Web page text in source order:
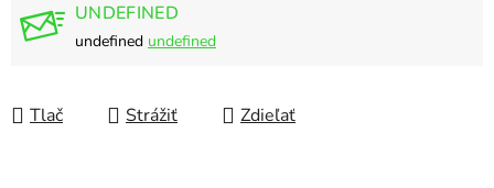
UNDEFINED
undefined undefined
Tlač Strážiť Zdieľať